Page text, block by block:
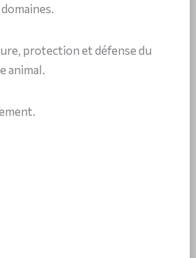
protection et défense du
animal.